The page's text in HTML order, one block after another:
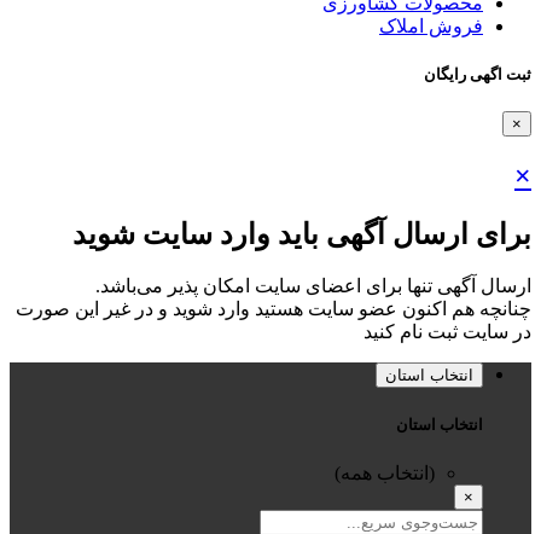
فروش املاک
ثبت اگهی رایگان
×
×
برای ارسال آگهی باید وارد سایت شوید
ارسال آگهی تنها برای اعضای سایت امکان پذیر می‌باشد.
چنانچه هم‌ اکنون عضو سایت هستید وارد شوید و در غیر این صورت
در سایت ثبت نام کنید
انتخاب استان
انتخاب استان
(انتخاب همه)
×